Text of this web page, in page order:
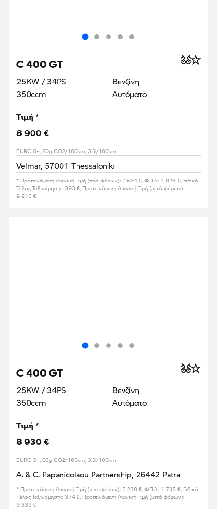
C 400 GT
25KW / 34PS
350ccm
Βενζίνη
Αυτόματο
Τιμή *
8 900 €
EURO 5+, 80g CO2/100km, 3.5l/100km
Velmar, 57001 Thessaloniki
* Προτεινόμενη Λιανική Τιμή (προ φόρων): 7 594 €, Φ.Π.Α.: 1 823 €, Ειδικό
Τέλος Ταξινόμησης: 393 €, Προτεινόμενη Λιανική Τιμή (μετά φόρων):
9 810 €
C 400 GT
25KW / 34PS
350ccm
Βενζίνη
Αυτόματο
Τιμή *
8 930 €
EURO 5+, 83g CO2/100km, 3.6l/100km
A. & C. Papanicolaou Partnership, 26442 Patra
* Προτεινόμενη Λιανική Τιμή (προ φόρων): 7 230 €, Φ.Π.Α.: 1 735 €, Ειδικό
Τέλος Ταξινόμησης: 374 €, Προτεινόμενη Λιανική Τιμή (μετά φόρων):
9 339 €